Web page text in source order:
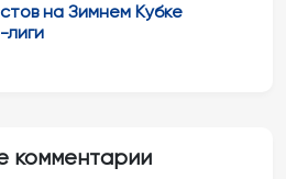
на Зимнем Кубке
лиги
комментарии